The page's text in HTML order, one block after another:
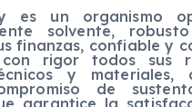
es un organismo
solvente,
finanzas, confiable y
con rigor todos sus
y materiales,
de
garantice la